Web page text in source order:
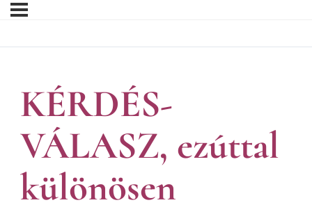
KÉRDÉS-
VÁLASZ, ezúttal
különösen